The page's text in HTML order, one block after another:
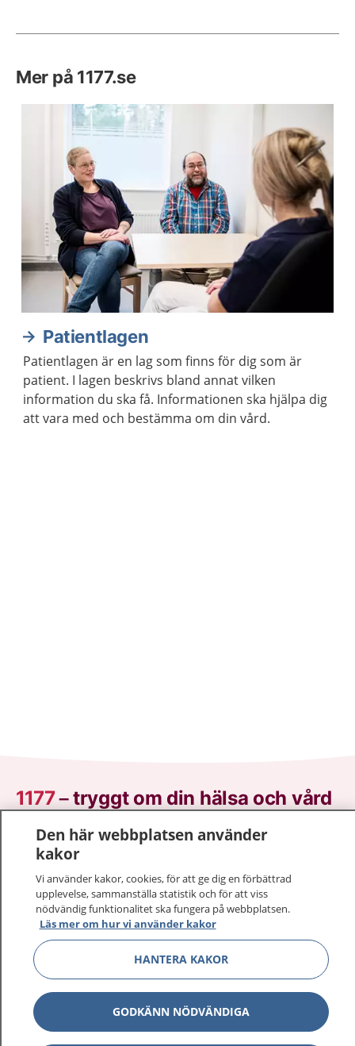
Mer på 1177.se
Patientlagen
Patientlagen är en lag som finns för dig som är
patient. I lagen beskrivs bland annat vilken
information du ska få. Informationen ska hjälpa dig
att vara med och bestämma om din vård.
1177–tryggt om din hälsa och vård
På 1177.se får du råd om hälsa och information om
sjukdomar och vilka mottagningar du kan kontakta.
Logga in för att läsa din journal och göra dina
vårdärenden. Ring telefonnummer 1177 för
sjukvårdsrådgivning dygnet runt.
1177 ger dig råd när du vill må bättre.
Visa
Den här webbplatsen använder
kakor
Vi använder kakor, cookies, för att ge dig en förbättrad
upplevelse, sammanställa statistik och för att viss
nödvändig funktionalitet ska fungera på webbplatsen.
Läs mer om hur vi använder kakor
HANTERA KAKOR
GODKÄNN NÖDVÄNDIGA